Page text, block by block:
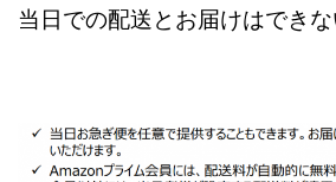
当日での配送とお届けはできな